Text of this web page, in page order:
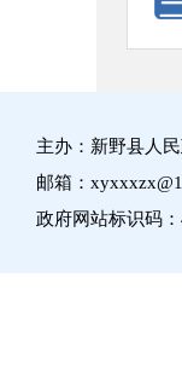
主办：新野县人
邮箱：
政府网站标识码